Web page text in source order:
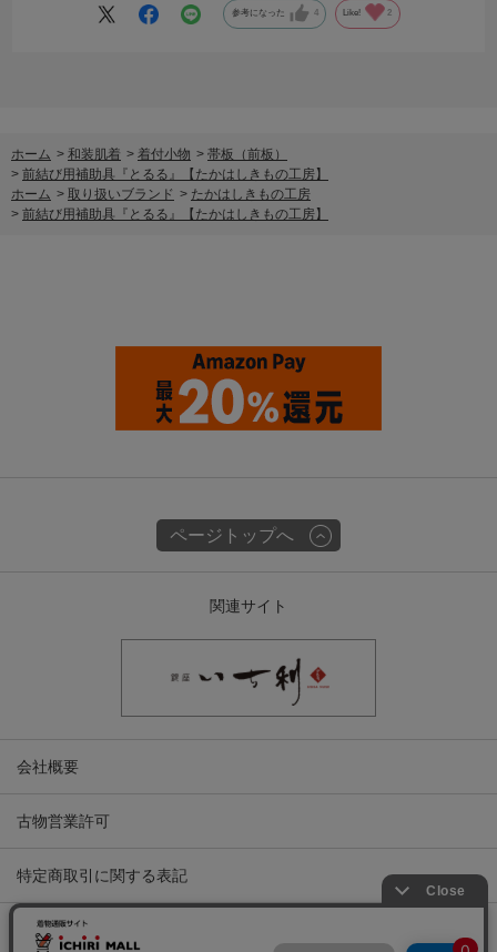
参考になった 4 Like! 2
ホーム > 和装肌着 > 着付小物 > 帯板（前板）
> 前結び用補助具『とるる』【たかはしきもの工房】
ホーム > 取り扱いブランド > たかはしきもの工房
> 前結び用補助具『とるる』【たかはしきもの工房】
ページトップへ
関連サイト
会社概要
古物営業許可
特定商取引に関する表記
プライバシーポリシー